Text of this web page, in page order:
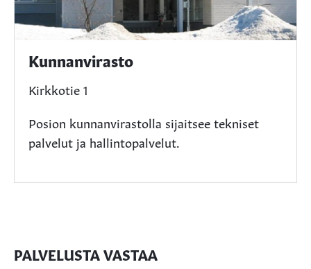
Kunnanvirasto
Kirkkotie 1
Posion kunnanvirastolla sijaitsee tekniset
palvelut ja hallintopalvelut.
PALVELUSTA VASTAA